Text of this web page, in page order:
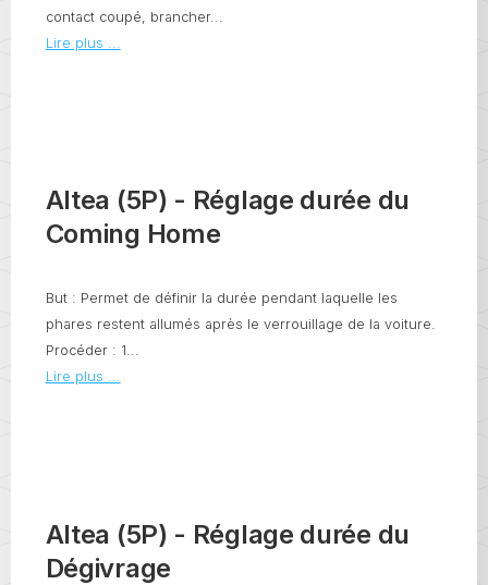
contact coupé, brancher...
Lire plus ...
Altea (5P) - Réglage durée du
Coming Home
But : Permet de définir la durée pendant laquelle les
phares restent allumés après le verrouillage de la voiture.
Procéder : 1...
Lire plus ...
Altea (5P) - Réglage durée du
Dégivrage